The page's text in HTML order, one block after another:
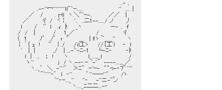
...- 、
..-‐''冖''''''''lｌ＾`ｰ......　　　　　　　　　''　.....│
／　 /　　　.┌lｌ　ヽ.＼＾ﾞｰ-､　　　　／／　│
／　　　 彳 /　ヾ￤　　'､　..二1--....../ ノ　　　丿
ｌ 　　 /　 ﾞﾞ　l 　.ｨ　|!　　_ヽ　　　　　　　ー- ､　f
./　/　│　　　　/　　1_／ 　　　　　/ _　　　　　彳
〈　１　　　ﾉ’　./’　ｒ　"　　 __　│l!ゝ `____''　　　ヽ
￤ ｀｛ ｭ　!　　ﾞﾞ　￤./　　./il工ゝ　　//｛工ﾞl　　‐　ｌ
'　││　　　　,/　│....-ﾞ'-ﾆ-1　　└-ﾆ‐　　　 ‐|!
l　|　 、　；　!　　 ヽ　　　　　ｌ_....,,_ｌ　　　　　　 ./
ゝ''　　　　　　j　/ ヽ..--‐－ ﾞ-'´　----....,,_／
ヽ..._゛　＼　-'''"　 ＞ﾆ＾　ｰ'ｰ-　"^っ-‐７゛''''
＾ﾞ''''‐゛　ｌ　‐''　　　 ゛''――''"　_　 /ゝ
ﾞ''‐ｰ...._''　　''‐　　-''ニ-"ン
ヽ....._ﾆ二二....-‐